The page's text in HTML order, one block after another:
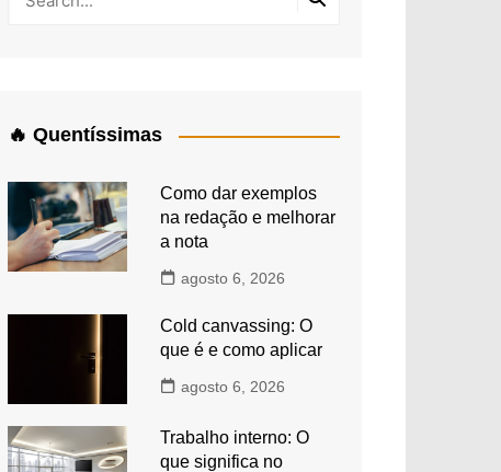
🔥 Quentíssimas
Como dar exemplos
na redação e melhorar
a nota
agosto 6, 2026
Cold canvassing: O
que é e como aplicar
agosto 6, 2026
Trabalho interno: O
que significa no